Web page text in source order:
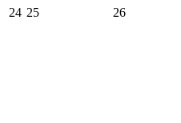
24 25 26